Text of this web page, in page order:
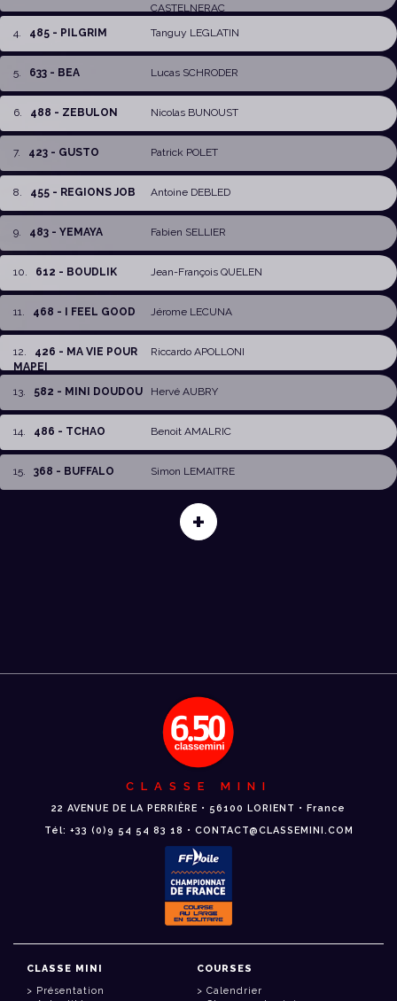
CASTELNERAC
4
485 - PILGRIM Tanguy LEGLATIN
5 633 - BEA Lucas SCHRODER
6 488 - ZEBULON Nicolas BUNOUST
7. 423 - GUSTO Patrick POLET
8 455 - REGIONS JOB Antoine DEBLED
9 483 - YEMAYA Fabien SELLIER
10 612 - BOUDLIK Jean-François QUELEN
11 468 - I FEEL GOOD Jérome LECUNA
12
426 - MA VIE POUR
MAPEI
Riccardo APOLLONI
13 582 - MINI DOUDOU Hervé AUBRY
14 486 - TCHAO Benoit AMALRIC
15 368 - BUFFALO Simon LEMAITRE
+
CLASSE MINI
22 AVENUE DE LA PERRIÈRE • 56100 LORIENT • France
Tél: +33 (0)9 54 54 83 18 • CONTACT@CLASSEMINI.COM
CLASSE MINI
Présentation
COURSES
Calendrier